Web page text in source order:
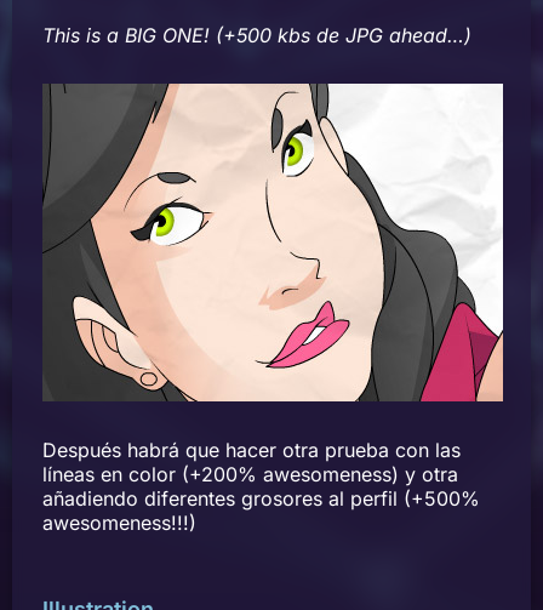
This is a BIG ONE! (+500 kbs de JPG ahead…)
Después habrá que hacer otra prueba con las
líneas en color (+200% awesomeness) y otra
añadiendo diferentes grosores al perfil (+500%
awesomeness!!!)